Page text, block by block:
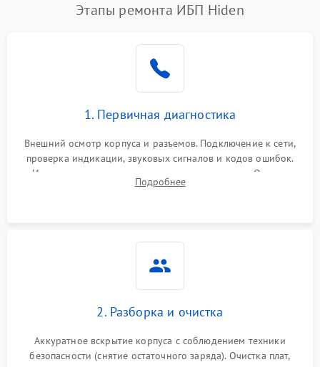
Этапы ремонта ИБП Hiden
1. Первичная диагностика
Внешний осмотр корпуса и разъемов. Подключение к сети,
проверка индикации, звуковых сигналов и кодов ошибок.
Измерение входного и выходного напряжения. Оценка
реакции ИБП на отключение основного питания без
Подробнее
2. Разборка и очистка
Аккуратное вскрытие корпуса с соблюдением техники
безопасности (снятие остаточного заряда). Очистка плат,